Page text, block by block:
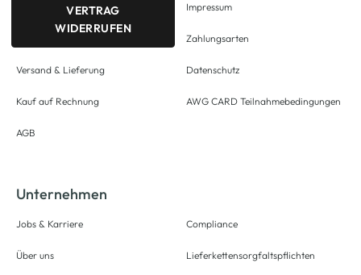
VERTRAG
WIDERRUFEN
Versand & Lieferung
Kauf auf Rechnung
AGB
Impressum
Zahlungsarten
Datenschutz
AWG CARD Teilnahmebedingungen
Unternehmen
Jobs & Karriere
Über uns
Compliance
Lieferkettensorgfaltspflichten